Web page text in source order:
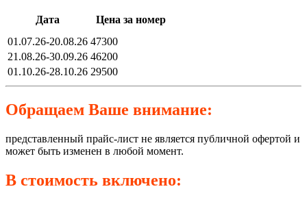
Дата
Цена за номер
01.07.26-20.08.26 47300
21.08.26-30.09.26 46200
01.10.26-28.10.26 29500
Обращаем Ваше внимание:
представленный прайс-лист не является публичной офертой и
может быть изменен в любой момент.
В стоимость включено: